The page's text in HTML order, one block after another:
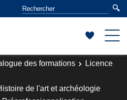
des formations
Licence
de l'art et archéologie